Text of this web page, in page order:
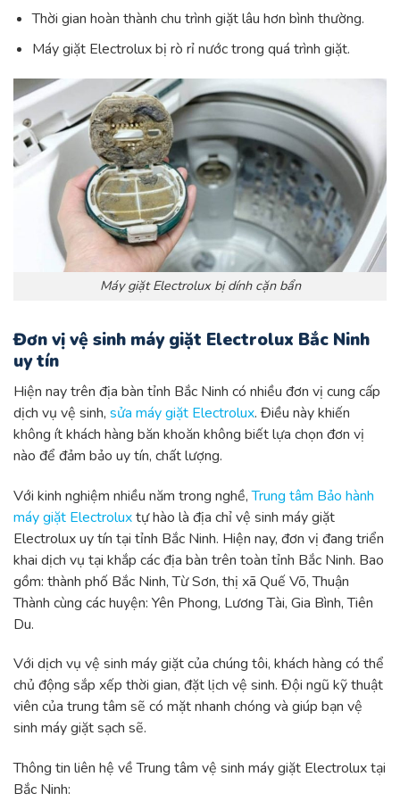
Thời gian hoàn thành chu trình giặt lâu hơn bình thường.
Máy giặt Electrolux bị rò rỉ nước trong quá trình giặt.
Máy giặt Electrolux bị dính cặn bẩn
Đơn vị vệ sinh máy giặt Electrolux Bắc Ninh
uy tín
Hiện nay trên địa bàn tỉnh Bắc Ninh có nhiều đơn vị cung cấp
dịch vụ vệ sinh, sửa máy giặt Electrolux. Điều này khiến
không ít khách hàng băn khoăn không biết lựa chọn đơn vị
nào để đảm bảo uy tín, chất lượng.
Với kinh nghiệm nhiều năm trong nghề,Trung tâm Bảo hành
máy giặt Electroluxtự hào là địa chỉ vệ sinh máy giặt
Electrolux uy tín tại tỉnh Bắc Ninh. Hiện nay, đơn vị đang triển
khai dịch vụ tại khắp các địa bàn trên toàn tỉnh Bắc Ninh. Bao
gồm: thành phố Bắc Ninh, Từ Sơn, thị xã Quế Võ, Thuận
Thành cùng các huyện: Yên Phong, Lương Tài, Gia Bình, Tiên
Du.
Với dịch vụ vệ sinh máy giặt của chúng tôi, khách hàng có thể
chủ động sắp xếp thời gian, đặt lịch vệ sinh. Đội ngũ kỹ thuật
viên của trung tâm sẽ có mặt nhanh chóng và giúp bạn vệ
sinh máy giặt sạch sẽ.
Thông tin liên hệ về Trung tâm vệ sinh máy giặt Electrolux tại
Bắc Ninh: